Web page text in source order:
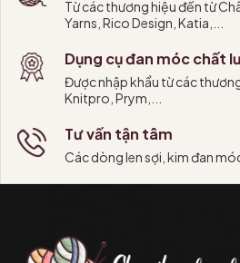
Từ các thương hiệu đến từ
Yarns, Rico Design, Katia,...
Dụng cụ đan móc chất
Được nhập khẩu từ các
Knitpro, Prym,...
Tư vấn tận tâm
Các dòng len sợi, kim đan